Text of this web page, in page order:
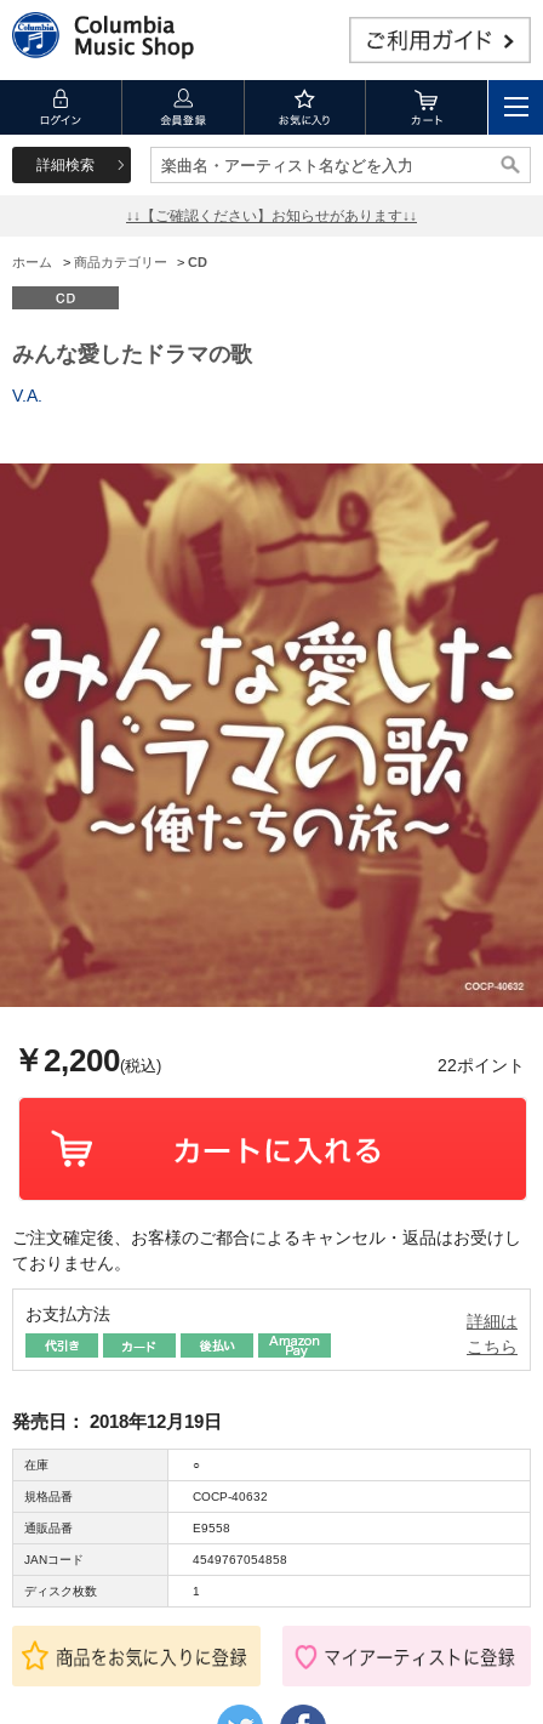
詳細検索 楽曲名・アーティスト名などを入力
楽曲名・アーティスト名などを入力
↓↓【ご確認ください】お知らせがあります↓↓
ホーム > 商品カテゴリー > CD
みんな愛したドラマの歌
V.A.
￥2,200(税込) 22ポイント
ご注文確定後、お客様のご都合によるキャンセル・返品はお受けし
ておりません。
お支払方法
詳細は
こちら
発売日： 2018年12月19日
在庫 ○
規格品番 COCP-40632
通販品番 E9558
JANコード 4549767054858
ディスク枚数 1